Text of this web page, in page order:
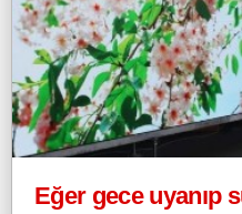
Eğer gece uyanıp